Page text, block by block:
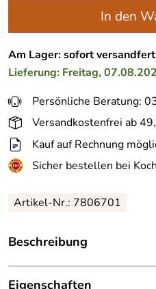
In den
Am Lager: sofort
Lieferung: Freitag,
Persönliche Beratung:
Versandkostenfrei ab
Kauf auf Rechnung
Sicher bestellen bei
Artikel-Nr.: 7806701
Beschreibung
koziol Seiher PALSBY in
Kunststoff ist made in
Eigenschaften